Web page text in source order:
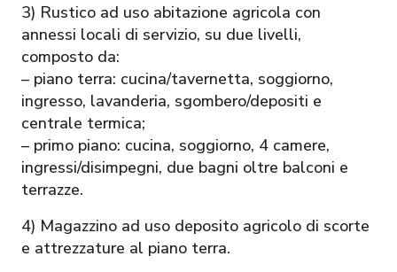
3) Rustico ad uso abitazione agricola con
annessi locali di servizio, su due livelli,
composto da:
– piano terra: cucina/tavernetta, soggiorno,
ingresso, lavanderia, sgombero/depositi e
centrale termica;
– primo piano: cucina, soggiorno, 4 camere,
ingressi/disimpegni, due bagni oltre balconi e
terrazze.
4) Magazzino ad uso deposito agricolo di scorte
e attrezzature al piano terra.